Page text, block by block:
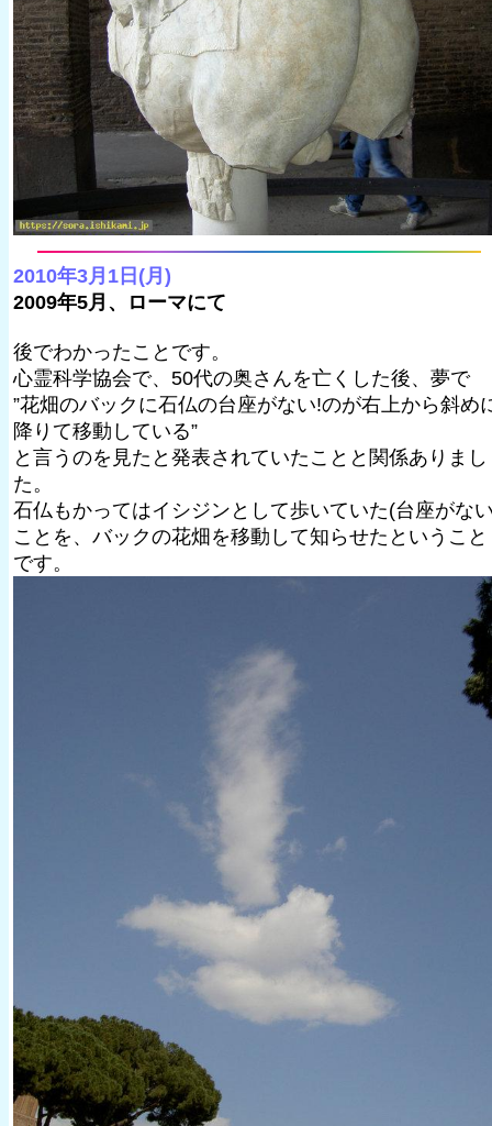
2010年3月1日(月)
2009年5月、ローマにて
後でわかったことです。
心霊科学協会で、50代の奥さんを亡くした後、夢で
”花畑のバックに石仏の台座がない!のが右上から斜め
降りて移動している”
と言うのを見たと発表されていたことと関係ありまし
た。
石仏もかってはイシジンとして歩いていた(台座がな
ことを、バックの花畑を移動して知らせたということ
です。